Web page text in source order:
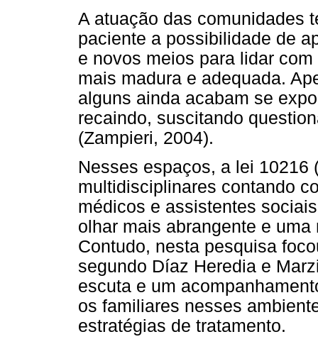
A atuação das comunidades
paciente a possibilidade de
e novos meios para lidar
mais madura e adequada.
alguns ainda acabam se
recaindo, suscitando
(Zampieri, 2004).
Nesses espaços, a lei 10216
multidisciplinares contando
médicos e assistentes
olhar mais abrangente e
Contudo, nesta pesquisa
segundo Díaz Heredia e
escuta e um
os familiares nesses
estratégias de tratamento.